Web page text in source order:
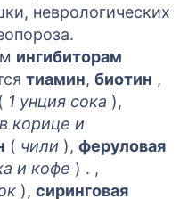
неврологических
ингибиторам
тиамин, биотин ,
( 1 унция сока ),
корице и
( чили ), феруловая
и кофе ) . ,
), сиринговая